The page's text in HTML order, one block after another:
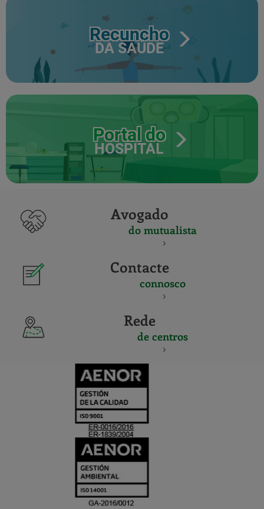
Recuncho
DA SAÚDE
Portal do
HOSPITAL
Avogado
do mutualista
Contacte
connosco
Rede
de centros